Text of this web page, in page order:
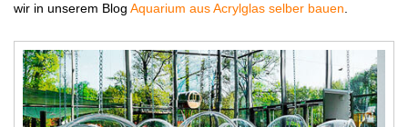
wir in unserem Blog Aquarium aus Acrylglas selber bauen.